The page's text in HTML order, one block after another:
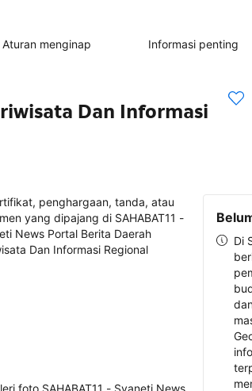
Aturan menginap Informasi penting
Dan Informasi
Di